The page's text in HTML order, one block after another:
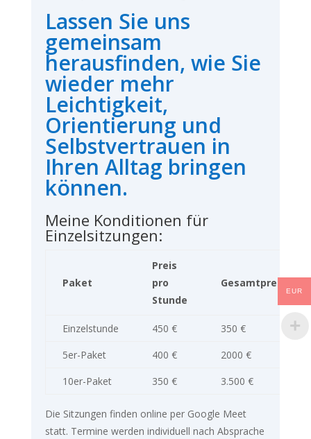
Lassen Sie uns
gemeinsam
herausfinden, wie Sie
wieder mehr
Leichtigkeit,
Orientierung und
Selbstvertrauen in
Ihren Alltag bringen
können.
Meine Konditionen für
Einzelsitzungen:
Paket
Preis
pro
Stunde
Gesamtpreis
Einzelstunde 450 €
350 €
5er-Paket
400 €
2000 €
10er-Paket
350 € 3.500 €
Die Sitzungen finden online per Google Meet
statt. Termine werden individuell nach Absprache
EUR